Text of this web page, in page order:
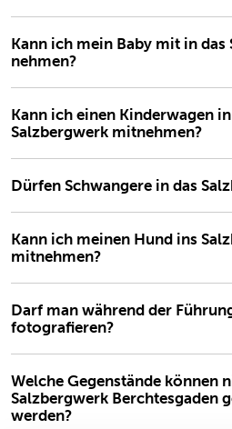
Kann ich mein Baby mit in das
nehmen?
Kann ich einen Kinderwagen
Salzbergwerk mitnehmen?
Dürfen Schwangere in das
Kann ich meinen Hund ins
mitnehmen?
Darf man während der
fotografieren?
Welche Gegenstände können
Salzbergwerk Berchtesgaden
werden?